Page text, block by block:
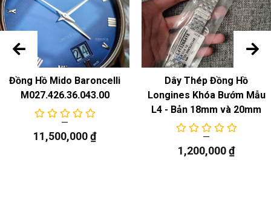
Đồng Hồ Mido Baroncelli
M027.426.36.043.00
11,500,000₫
Dây Thép Đồng Hồ
Longines Khóa Bướm Mẫu
L4 - Bản 18mm và 20mm
1,200,000₫